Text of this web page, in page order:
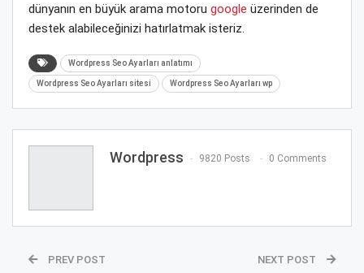
dünyanın en büyük arama motoru google üzerinden de
destek alabileceğinizi hatırlatmak isteriz.
Wordpress Seo Ayarları anlatımı
Wordpress Seo Ayarları sitesi Wordpress Seo Ayarları wp
Wordpress 9820 Posts 0 Comments
PREV POST NEXT POST